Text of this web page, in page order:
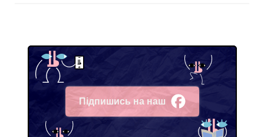
Підпишись на наш
Facebook